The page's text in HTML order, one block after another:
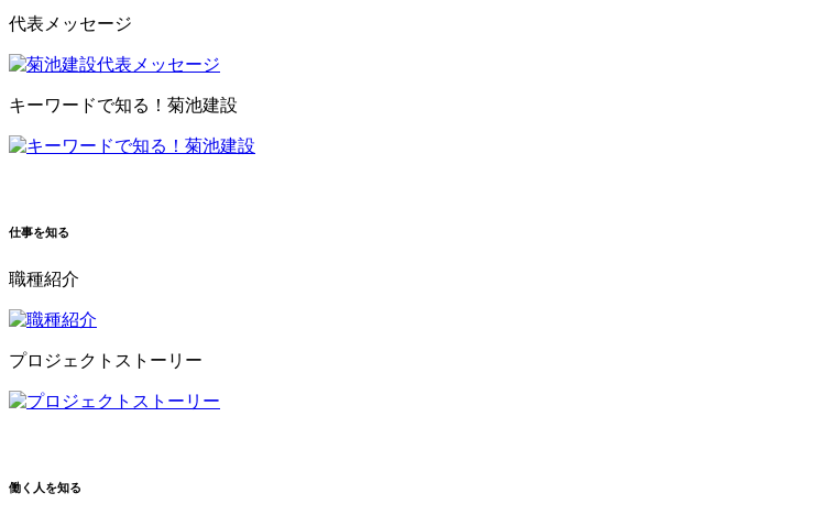
代表メッセージ
キーワードで知る！菊池建設
仕事を知る
職種紹介
プロジェクトストーリー
働く人を知る